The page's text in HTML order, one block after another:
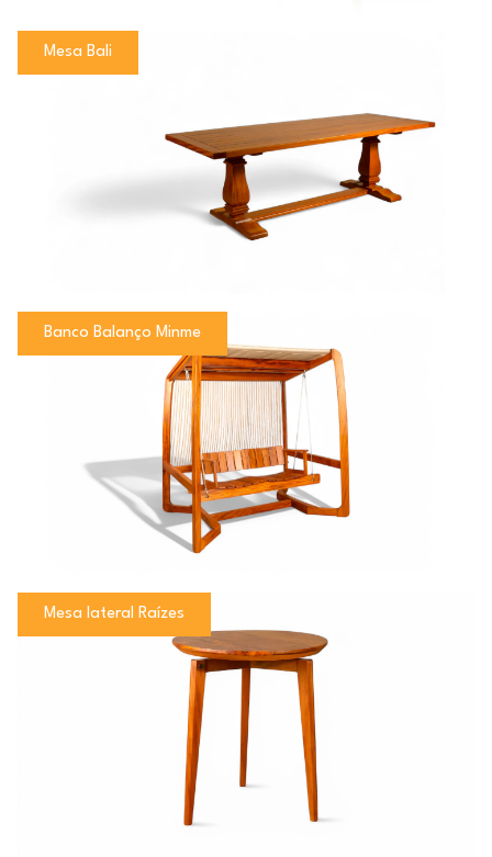
Mesa Bali
Banco Balanço Minme
Mesa lateral Raízes